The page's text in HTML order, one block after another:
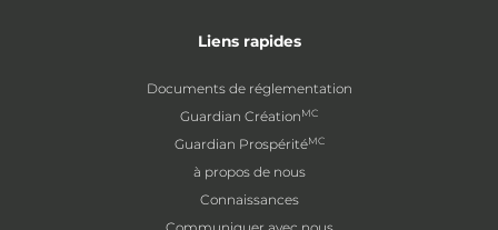
Liens rapides
Documents de réglementation
Guardian CréationMC
Guardian ProspéritéMC
à propos de nous
Connaissances